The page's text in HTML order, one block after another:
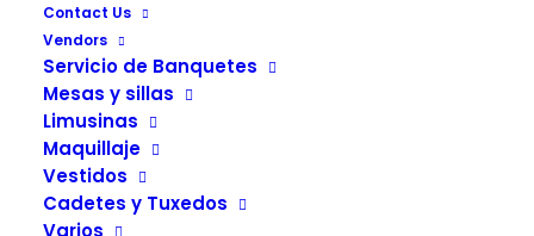
Contact Us
Vendors
Servicio de Banquetes
Mesas y sillas
Limusinas
Maquillaje
Vestidos
Cadetes y Tuxedos
Varios